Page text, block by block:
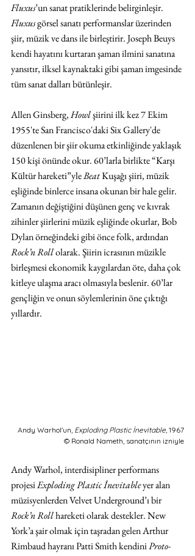
Fluxus’un sanat pratiklerinde belirginleşir.
Fluxus görsel sanatı performanslar üzerinden
şiir, müzik ve dans ile birleştirir. Joseph Beuys
kendi hayatını kurtaran şaman ilmini sanatına
yansıtır, ilksel kaynaktaki gibi şaman imgesinde
tüm sanat dalları bütünleşir.
Allen Ginsberg, Howl şiirini ilk kez 7 Ekim
1955'te San Francisco'daki Six Gallery'de
düzenlenen bir şiir okuma etkinliğinde yaklaşık
150 kişi önünde okur. 60’larla birlikte “Karşı
Kültür hareketi”yle Beat Kuşağı şiiri, müzik
eşliğinde binlerce insana okunan bir hale gelir.
Zamanın değiştiğini düşünen genç ve kıvrak
zihinler şiirlerini müzik eşliğinde okurlar, Bob
Dylan örneğindeki gibi önce folk, ardından
Rock’n Roll olarak. Şiirin icrasının müzikle
birleşmesi ekonomik kaygılardan öte, daha çok
kitleye ulaşma aracı olmasıyla beslenir. 60’lar
gençliğin ve onun söylemlerinin öne çıktığı
yıllardır.
Andy Warhol'un, Exploding Plastic İnevitable , 1967
© Ronald Nameth, sanatçının izniyle
Andy Warhol, interdisipliner performans
projesi Exploding Plastic İnevitable yer alan
müzisyenlerden Velvet Underground’ı bir
Rock’n Roll hareketi olarak destekler. New
York’a şair olmak için taşradan gelen Arthur
Rimbaud hayranı Patti Smith kendini Proto-